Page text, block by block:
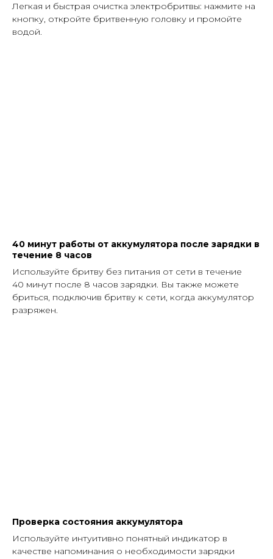
Легкая и быстрая очистка электробритвы: нажмите на
кнопку, откройте бритвенную головку и промойте
водой.
40 минут работы от аккумулятора после зарядки в
течение 8 часов
Используйте бритву без питания от сети в течение
40 минут после 8 часов зарядки. Вы также можете
бриться, подключив бритву к сети, когда аккумулятор
разряжен.
Проверка состояния аккумулятора
Используйте интуитивно понятный индикатор в
качестве напоминания о необходимости зарядки